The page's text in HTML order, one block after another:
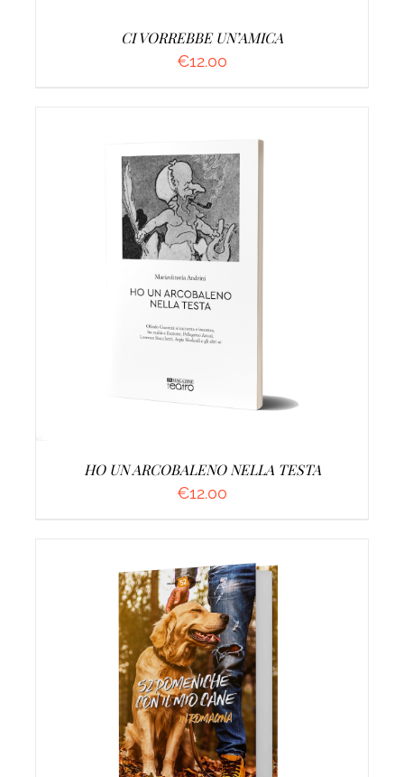
CI VORREBBE UN’AMICA
€12.00
AGGIUNGI AL CARRELLO
HO UN ARCOBALENO NELLA TESTA
€12.00
AGGIUNGI AL CARRELLO /